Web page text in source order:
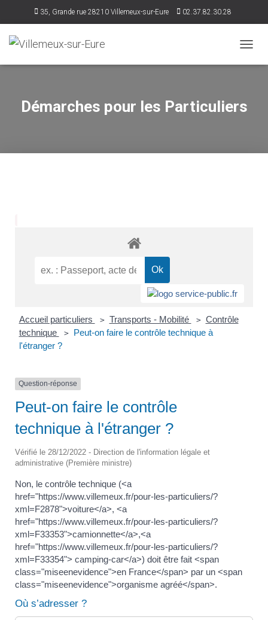
35, Grande rue 28210 Villemeux-sur-Eure 02.37.82.30.28
É
E
N
Démarches pour les Particuliers
Accueil particuliers > Transports - Mobilité > Contrôle
technique
>
Peut-on faire le contrôle technique à
l'étranger ?
Question-réponse
Peut-on faire le contrôle
technique à l'étranger ?
Vérifié le 28/12/2022 - Direction de l'information légale et
administrative (Première ministre)
Non, le contrôle technique (<a
href="https://www.villemeux.fr/pour-les-particuliers/?
xml=F2878">voiture</a>, <a
href="https://www.villemeux.fr/pour-les-particuliers/?
xml=F33353">camionnette</a>,<a
href="https://www.villemeux.fr/pour-les-particuliers/?
xml=F33354"> camping-car</a>) doit être fait <span
class="miseenevidence">en France</span> par un <span
class="miseenevidence">organisme agréé</span>.
Où s’adresser ?